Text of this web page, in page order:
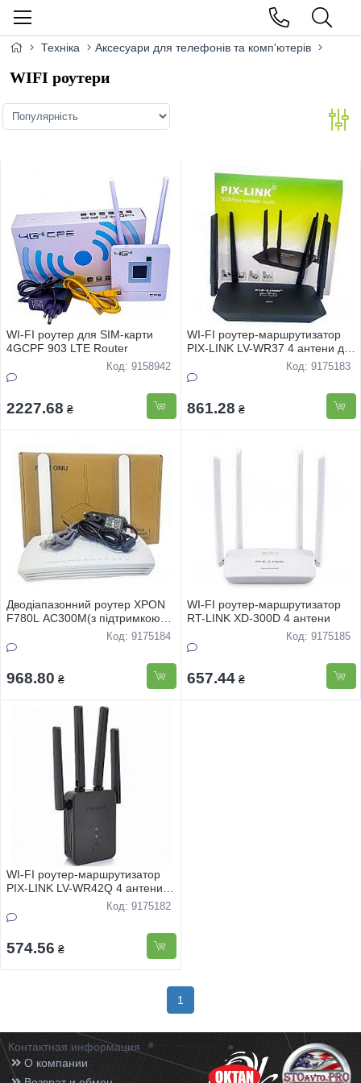
Техніка Аксесуари для телефонів та комп'ютерів
WIFI роутери
WI-FI роутер для SIM-карти
4GСPF 903 LTE Router
Код: 9158942
2227.68 ₴
WI-FI роутер-маршрутизатор
PIX-LINK LV-WR37 4 антени до
Код: 9175183
861.28 ₴
Дводiапазонний роутер XPON
F780L AC300M(з пiдтримкою
оптоволоконного iнтернету)
Код: 9175184
968.80 ₴
WI-FI роутер-маршрутизатор
RT-LINK XD-300D 4 антени
Код: 9175185
657.44 ₴
WI-FI роутер-маршрутизатор
PIX-LINK LV-WR42Q 4 антени
Код: 9175182
574.56 ₴
1
Контактная информация
О компании